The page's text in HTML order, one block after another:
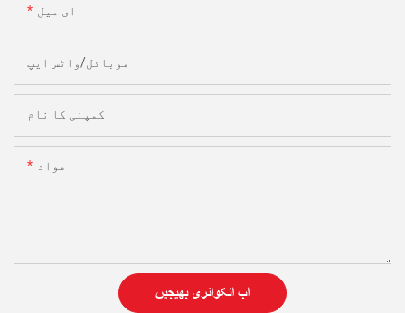
ای میل
موبائل/واٹس ایپ
کمپنی کا نام
مواد
اب انکوائری بھیجیں